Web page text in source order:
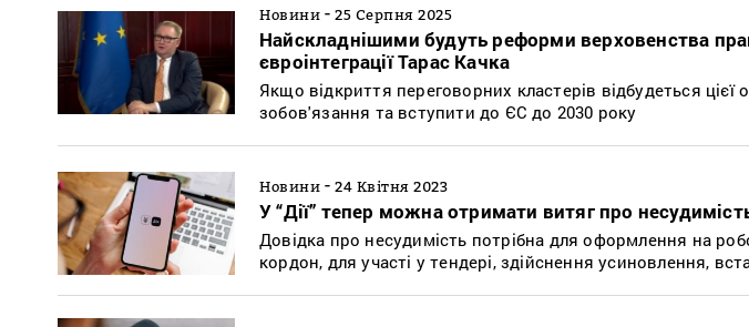
Новини - 25 Серпня 2025
Найскладнішими будуть реформи верховенства
євроінтеграції Тарас Качка
Якщо відкриття переговорних кластерів відбудеться цієї
зобов'язання та вступити до ЄС до 2030 року
Новини - 24 Квітня 2023
У “Дії” тепер можна отримати витяг про
Довідка про несудимість потрібна для оформлення на
кордон, для участі у тендері, здійснення усиновлення,